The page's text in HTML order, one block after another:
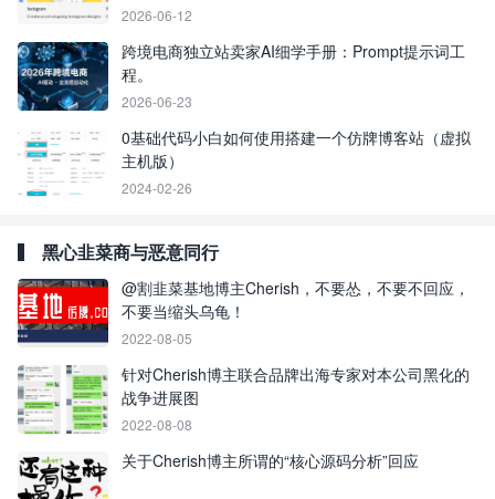
2026-06-12
跨境电商独立站卖家AI细学手册：Prompt提示词工
程。
2026-06-23
0基础代码小白如何使用搭建一个仿牌博客站（虚拟
主机版）
2024-02-26
黑心韭菜商与恶意同行
@割韭菜基地博主Cherish，不要怂，不要不回应，
不要当缩头乌龟！
2022-08-05
针对Cherish博主联合品牌出海专家对本公司黑化的
战争进展图
2022-08-08
关于Cherish博主所谓的“核心源码分析”回应